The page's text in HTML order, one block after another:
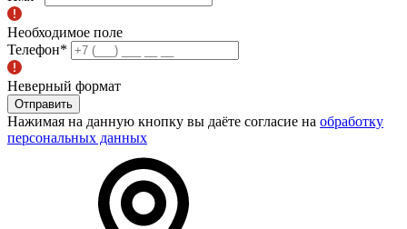
Необходимое поле
Телефон*
Неверный формат
Отправить
Нажимая на данную кнопку вы даёте согласие на обработку
персональных данных